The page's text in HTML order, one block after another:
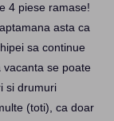
4 piese ramase!
asta ca
sa continue
se poate
si drumuri
(toti), ca doar